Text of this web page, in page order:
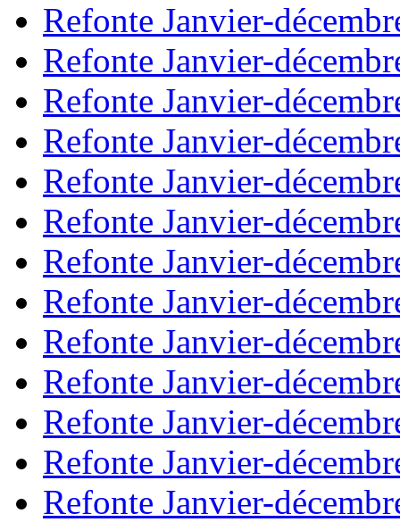
Refonte Janvier-
Refonte Janvier-
Refonte Janvier-
Refonte Janvier-
Refonte Janvier-
Refonte Janvier-
Refonte Janvier-
Refonte Janvier-
Refonte Janvier-
Refonte Janvier-
Refonte Janvier-
Refonte Janvier-
Refonte Janvier-